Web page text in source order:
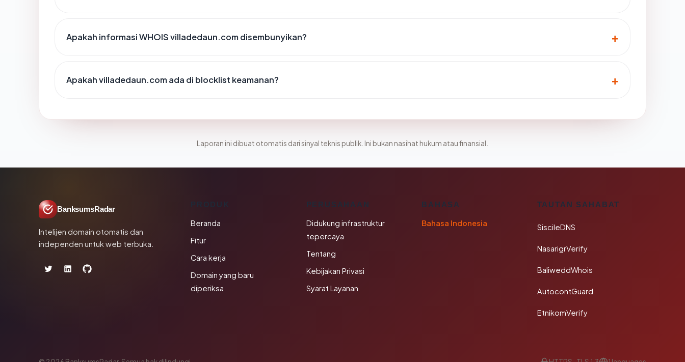
Apakah informasi WHOIS villadedaun.com disembunyikan?
Apakah villadedaun.com ada di blocklist keamanan?
Laporan ini dibuat otomatis dari sinyal teknis publik. Ini bukan nasihat hukum atau finansial.
BanksumsRadar
Intelijen domain otomatis dan
independen untuk web terbuka.
Beranda
Fitur
Cara kerja
Domain yang baru
diperiksa
PERUSAHAAN
Didukung infrastruktur
tepercaya
Tentang
Kebijakan Privasi
Syarat Layanan
BAHASA
Bahasa Indonesia
TAUTAN SAHABAT
SiscileDNS
NasarigrVerify
BaliweddWhois
AutocontGuard
EtnikomVerify